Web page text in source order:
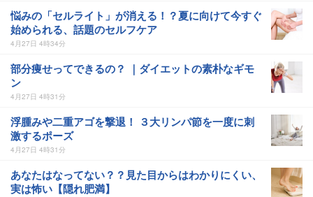
悩みの「セルライト」が消える！？夏に向けて今すぐ
始められる、話題のセルフケア
4月27日 4時34分
部分痩せってできるの？ ｜ダイエットの素朴なギモ
ン
4月27日 4時31分
浮腫みや二重アゴを撃退！ ３大リンパ節を一度に刺
激するポーズ
4月27日 4時31分
あなたはなってない？？見た目からはわかりにくい、
実は怖い【隠れ肥満】